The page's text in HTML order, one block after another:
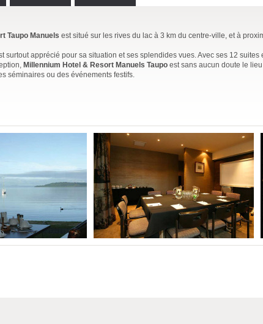
Taupo Manuels est situé sur les rives du lac à 3 km du centre-ville, et à
surtout apprécié pour sa situation et ses splendides vues. Avec ses 12 suites
Millennium Hotel & Resort Manuels Taupo est sans aucun doute le
séminaires ou des événements festifs.